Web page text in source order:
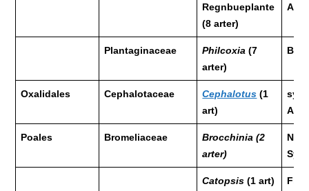
Regnbueplante
(8 arter)
Plantaginaceae Philcoxia(7
arter)
Oxalidales Cephalotaceae Cephalotus (1
art)
Poales Bromeliaceae
Brocchinia (2
arter)
Catopsis (1 art)